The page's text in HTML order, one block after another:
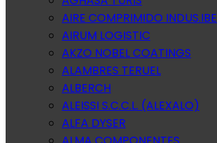
AIRE COMPRIMIDO
AIRUM LOGISTIC
AKZO NOBEL COATINGS
ALAMBRES TERUEL
ALBERCH
ALEISSI S.C.C.L. (ALEXALO)
ALFA DYSER